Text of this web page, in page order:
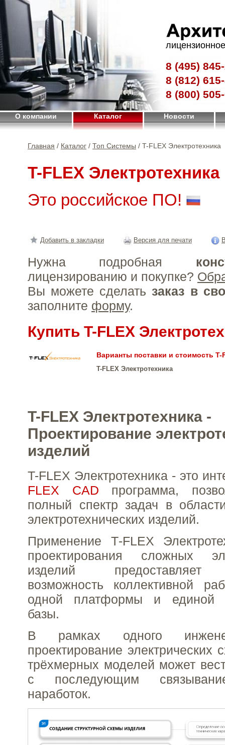
8 (495)
8 (812)
8 (800)
О компании Каталог Новости
Главная / Каталог / Топ Системы / T-FLEX Электротехника
T-FLEX Электротехника
Это российское ПО!
Добавить в закладки Версия для печати
Нужна подробная
лицензированию и покупке?
Вы можете сделать заказ в
заполните форму.
Купить T-FLEX
Варианты поставки и стоимость T-
T-FLEX Электротехника
T-FLEX Электротехника -
Проектирование
изделий
T-FLEX Электротехника - это
FLEX CAD программа,
полный спектр задач в
электротехнических изделий.
Применение T‑FLEX
проектирования сложных
изделий предоставляет
возможность коллективной
одной платформы и единой
базы.
В рамках одного
проектирование электрических
трёхмерных моделей может
с последующим
наработок.